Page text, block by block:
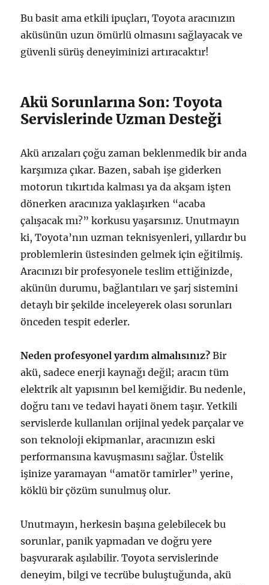
Bu basit ama etkili ipuçları, Toyota aracınızın
aküsünün uzun ömürlü olmasını sağlayacak ve
güvenli sürüş deneyiminizi artıracaktır!
Akü Sorunlarına Son: Toyota
Servislerinde Uzman Desteği
Akü arızaları çoğu zaman beklenmedik bir anda
karşımıza çıkar. Bazen, sabah işe giderken
motorun tıkırtıda kalması ya da akşam işten
dönerken aracınıza yaklaşırken “acaba
çalışacak mı?” korkusu yaşarsınız. Unutmayın
ki, Toyota’nın uzman teknisyenleri, yıllardır bu
problemlerin üstesinden gelmek için eğitilmiş.
Aracınızı bir profesyonele teslim ettiğinizde,
akünün durumu, bağlantıları ve şarj sistemini
detaylı bir şekilde inceleyerek olası sorunları
önceden tespit ederler.
Neden profesyonel yardım almalısınız? Bir
akü, sadece enerji kaynağı değil; aracın tüm
elektrik alt yapısının bel kemiğidir. Bu nedenle,
doğru tanı ve tedavi hayati önem taşır. Yetkili
servislerde kullanılan orijinal yedek parçalar ve
son teknoloji ekipmanlar, aracınızın eski
performansına kavuşmasını sağlar. Üstelik
işinize yaramayan “amatör tamirler” yerine,
köklü bir çözüm sunulmuş olur.
Unutmayın, herkesin başına gelebilecek bu
sorunlar, panik yapmadan ve doğru yere
başvurarak aşılabilir. Toyota servislerinde
deneyim, bilgi ve tecrübe buluştuğunda, akü